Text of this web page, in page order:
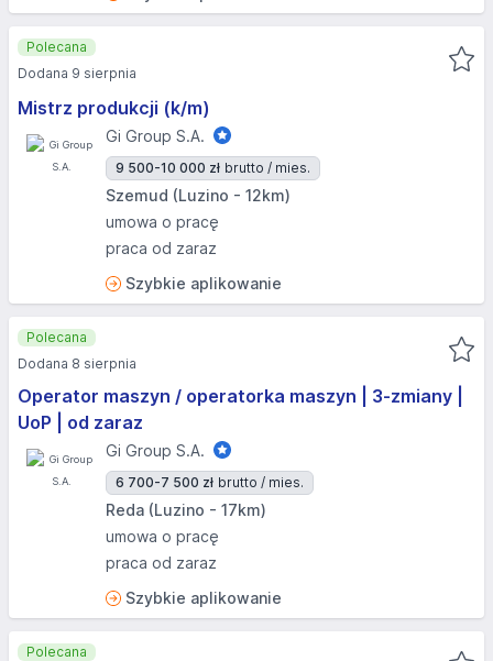
Mistrz produkcji (k/m)
Gi Group S.A.
9 500-10 000 zł brutto / mies.
Szemud (Luzino - 12km)
umowa o pracę
praca od zaraz
Szybkie aplikowanie
Polecana
Dodana 9 sierpnia
Operator maszyn / operatorka maszyn | 3-zmiany |
UoP | od zaraz
Gi Group S.A.
6 700-7 500 zł brutto / mies.
Reda (Luzino - 17km)
umowa o pracę
praca od zaraz
Szybkie aplikowanie
Polecana
Dodana 8 sierpnia
Polecana